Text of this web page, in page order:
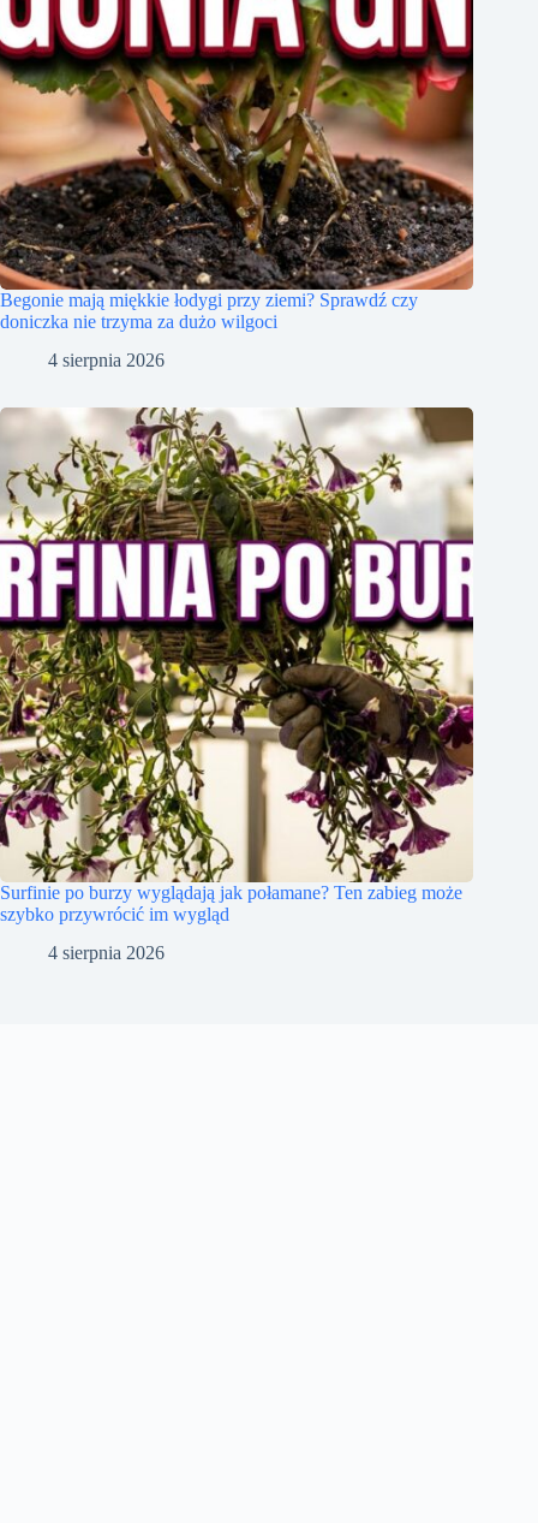
Begonie mają miękkie łodygi przy ziemi? Sprawdź czy
doniczka nie trzyma za dużo wilgoci
4 sierpnia 2026
Surfinie po burzy wyglądają jak połamane? Ten zabieg może
szybko przywrócić im wygląd
4 sierpnia 2026